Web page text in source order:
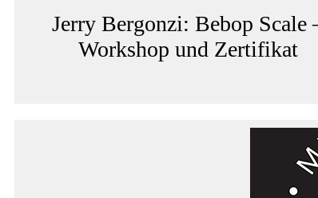
Jerry Bergonzi: Bebop Scale
Workshop und Zertifikat